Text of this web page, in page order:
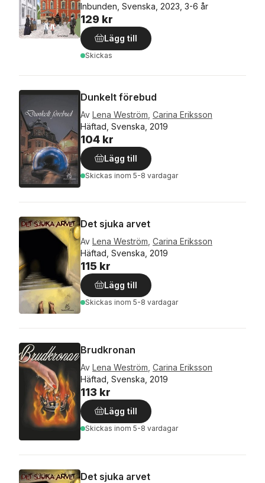
Inbunden, Svenska, 2023, 3-6 år
129 kr
Lägg till
Skickas
Dunkelt förebud
Av Lena Weström Carina Eriksson
Häftad, Svenska, 2019
104 kr
Lägg till
Skickas inom 5-8 vardagar
Det sjuka arvet
Av Lena Weström Carina Eriksson
Häftad, Svenska, 2019
115 kr
Lägg till
Skickas inom 5-8 vardagar
Brudkronan
Av Lena Weström Carina Eriksson
Häftad, Svenska, 2019
113 kr
Lägg till
Skickas inom 5-8 vardagar
Det sjuka arvet